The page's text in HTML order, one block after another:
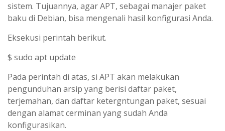
sistem. Tujuannya, agar APT, sebagai manajer paket
baku di Debian, bisa mengenali hasil konfigurasi Anda.
Eksekusi perintah berikut.
$ sudo apt update
Pada perintah di atas, si APT akan melakukan
pengunduhan arsip yang berisi daftar paket,
terjemahan, dan daftar ketergntungan paket, sesuai
dengan alamat cerminan yang sudah Anda
konfigurasikan.